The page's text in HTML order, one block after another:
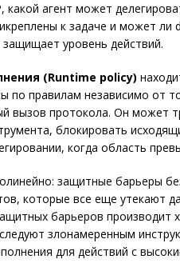
какой агент может
к задаче и может ли
уровень действий.
(Runtime policy)
по правилам независимо от
вызов протокола. Он может
блокировать
когда область
защитные барьеры
которые все еще утекают
барьеров производит
злонамеренным
для действий с